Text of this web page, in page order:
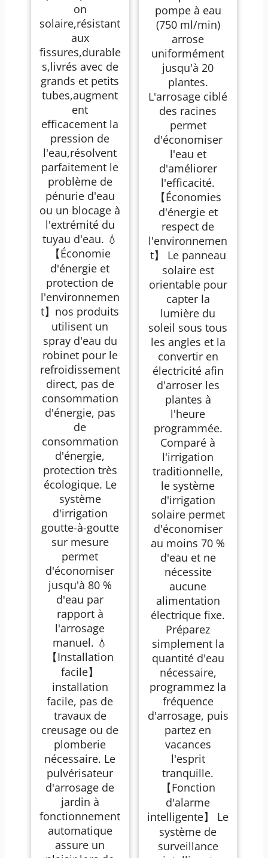
on
solaire,résistant
aux
fissures,durable
s,livrés avec de
grands et petits
tubes,augment
ent
efficacement la
pression de
l'eau,résolvent
parfaitement le
problème de
pénurie d'eau
ou un blocage à
l'extrémité du
tuyau d'eau. 💧
【Économie
d'énergie et
protection de
l'environnemen
t】nos produits
utilisent un
spray d'eau du
robinet pour le
refroidissement
direct, pas de
consommation
d'énergie, pas
de
consommation
d'énergie,
protection très
écologique. Le
système
d'irrigation
goutte-à-goutte
sur mesure
permet
d'économiser
jusqu'à 80 %
d'eau par
rapport à
l'arrosage
manuel. 💧
【Installation
facile】
installation
facile, pas de
travaux de
creusage ou de
plomberie
nécessaire. Le
pulvérisateur
d'arrosage de
jardin à
fonctionnement
automatique
assure un
pompe à eau
(750 ml/min)
arrose
uniformément
jusqu'à 20
plantes.
L'arrosage ciblé
des racines
permet
d'économiser
l'eau et
d'améliorer
l'efficacité.
【Économies
d'énergie et
respect de
l'environnemen
t】 Le panneau
solaire est
orientable pour
capter la
lumière du
soleil sous tous
les angles et la
convertir en
électricité afin
d'arroser les
plantes à
l'heure
programmée.
Comparé à
l'irrigation
traditionnelle,
le système
d'irrigation
solaire permet
d'économiser
au moins 70 %
d'eau et ne
nécessite
aucune
alimentation
électrique fixe.
Préparez
simplement la
quantité d'eau
nécessaire,
programmez la
fréquence
d'arrosage, puis
partez en
vacances
l'esprit
tranquille.
【Fonction
d'alarme
intelligente】 Le
système de
surveillance